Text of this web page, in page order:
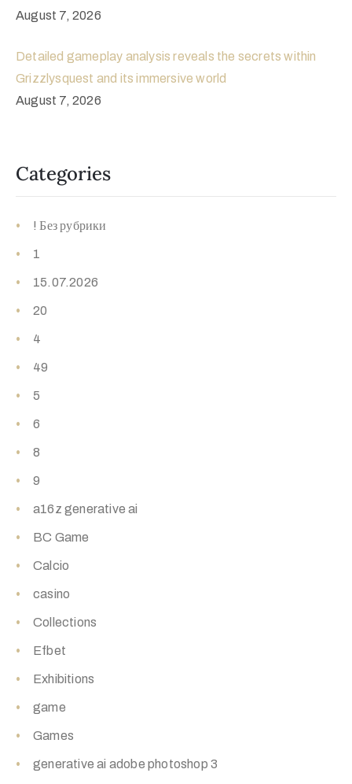
August 7, 2026
Detailed gameplay analysis reveals the secrets within
Grizzlysquest and its immersive world
August 7, 2026
Categories
! Без рубрики
1
15.07.2026
20
4
49
5
6
8
9
a16z generative ai
BC Game
Calcio
casino
Collections
Efbet
Exhibitions
game
Games
generative ai adobe photoshop 3